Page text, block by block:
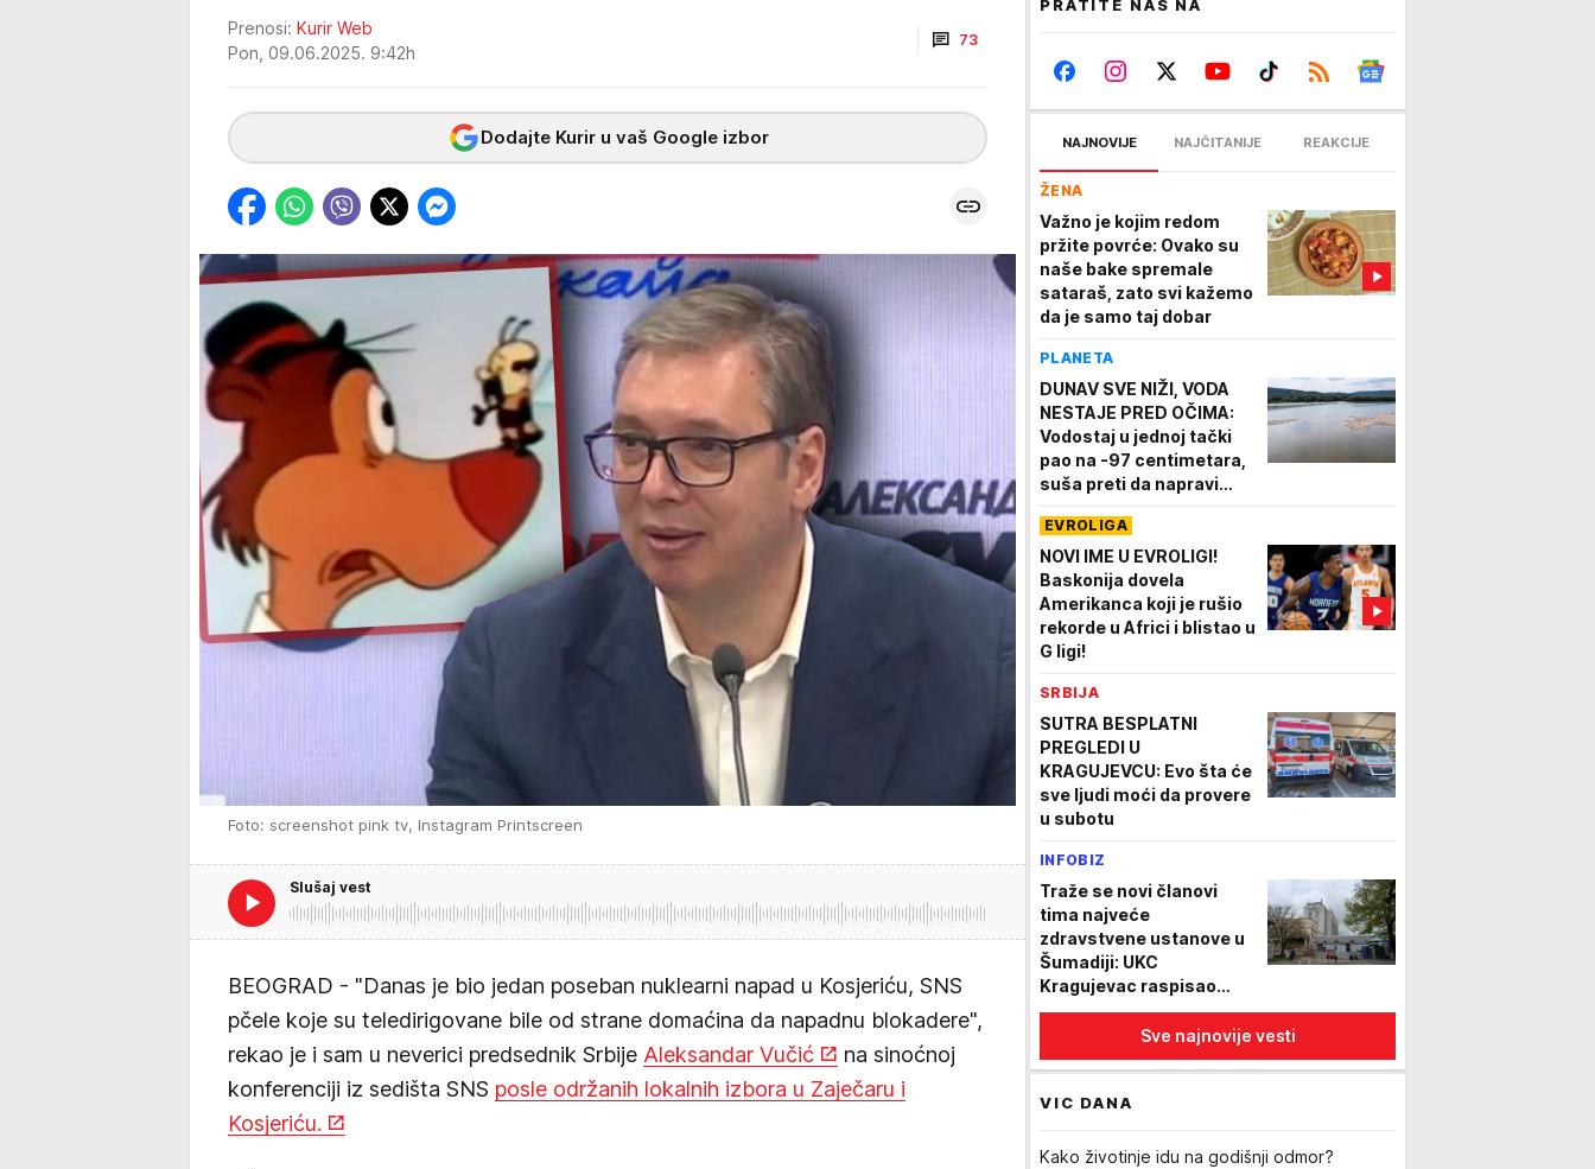
Prenosi: Kurir Web
Pon, 09.06.2025. 9:42h
73
Dodajte Kurir u vaš Google izbor
Foto: screenshot pink tv, Instagram Printscreen
Slušaj vest
BEOGRAD - "Danas je bio jedan poseban nuklearni napad u Kosjeriću, SNS
pčele koje su teledirigovane bile od strane domaćina da napadnu blokadere",
rekao je i sam u neverici predsednik Srbije Aleksandar Vučić
na sinoćnoj
konferenciji iz sedišta SNS posle održanih lokalnih izbora u Zaječaru i
Kosjeriću.
PRATITE NAS NA
NAJNOVIJE NAJČITANIJE REAKCIJE
ŽENA
Važno je kojim redom
pržite povrće: Ovako su
naše bake spremale
sataraš, zato svi kažemo
da je samo taj dobar
PLANETA
DUNAV SVE NIŽI, VODA
NESTAJE PRED OČIMA:
Vodostaj u jednoj tački
pao na -97 centimetara,
suša preti da napravi
EVROLIGA
NOVI IME U EVROLIGI!
Baskonija dovela
Amerikanca koji je rušio
rekorde u Africi i blistao u
G ligi!
SRBIJA
SUTRA BESPLATNI
PREGLEDI U
KRAGUJEVCU: Evo šta će
sve ljudi moći da provere
u subotu
INFOBIZ
Traže se novi članovi
tima najveće
zdravstvene ustanove u
Šumadiji: UKC
Kragujevac raspisao
konkurs za 32 radnika
Sve najnovije vesti
VIC DANA
Kako životinje idu na godišnji odmor?